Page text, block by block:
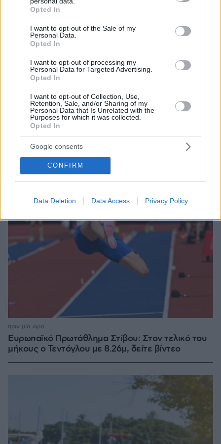
grant or deny consent to Google and its third-party tags to
use your data for below specified purposes in below Google
consent section.
Opted In
I want to opt-out of the Sale of my
Personal Data.
Opted In
I want to opt-out of processing my
Personal Data for Targeted Advertising.
Opted In
I want to opt-out of Collection, Use,
Retention, Sale, and/or Sharing of my
Personal Data that Is Unrelated with the
Purposes for which it was collected.
Opted In
Google consents
CONFIRM
Data Deletion Data Access Privacy Policy
Πολύ υψηλός κίνδυνος πυρκαγιάς αύριο (11/8) σε Αττική
πριν 28 λεπτά
ΤΑ ΠΙΟ ΔΗΜΟΦΙΛΗ
Ευρωπαϊκό Πρωτάθλημα Στίβου: Στον τελικό του
μήκους ο Τεντόγλου με 8.26μ, δείτε βίντεο
πριν μία ώρα